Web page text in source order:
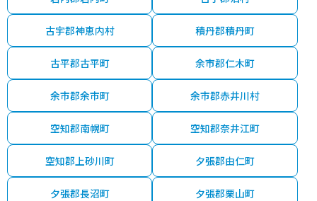
古宇郡神恵内村 積丹郡積丹町
古平郡古平町 余市郡仁木町
余市郡余市町 余市郡赤井川村
空知郡南幌町 空知郡奈井江町
空知郡上砂川町 夕張郡由仁町
夕張郡長沼町 夕張郡栗山町